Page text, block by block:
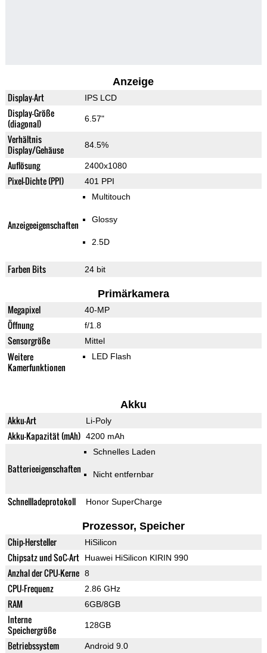
Anzeige
Display-Art IPS LCD
Display-Größe
(diagonal)
6.57"
Verhältnis
Display/Gehäuse
84.5%
Auflösung 2400x1080
Pixel-Dichte (PPI) 401 PPI
Anzeigeeigenschaften
Multitouch
Glossy
2.5D
Farben Bits 24 bit
Primärkamera
Megapixel 40-MP
Öffnung f/1.8
Sensorgröße Mittel
Weitere
Kamerfunktionen
LED Flash
Akku
Akku-Art Li-Poly
Akku-Kapazität (mAh) 4200 mAh
Batterieeigenschaften
Schnelles Laden
Nicht entfernbar
Schnellladeprotokoll Honor SuperCharge
Prozessor, Speicher
Chip-Hersteller HiSilicon
Chipsatz und SoC-Art Huawei HiSilicon KIRIN 990
Anzhal der CPU-Kerne 8
CPU-Frequenz 2.86 GHz
RAM 6GB/8GB
Interne
Speichergröße
128GB
Betriebssystem Android 9.0